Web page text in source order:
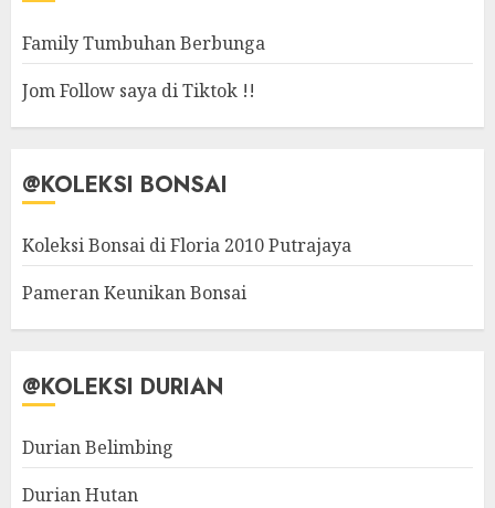
Family Tumbuhan Berbunga
Jom Follow saya di Tiktok !!
@KOLEKSI BONSAI
Koleksi Bonsai di Floria 2010 Putrajaya
Pameran Keunikan Bonsai
@KOLEKSI DURIAN
Durian Belimbing
Durian Hutan